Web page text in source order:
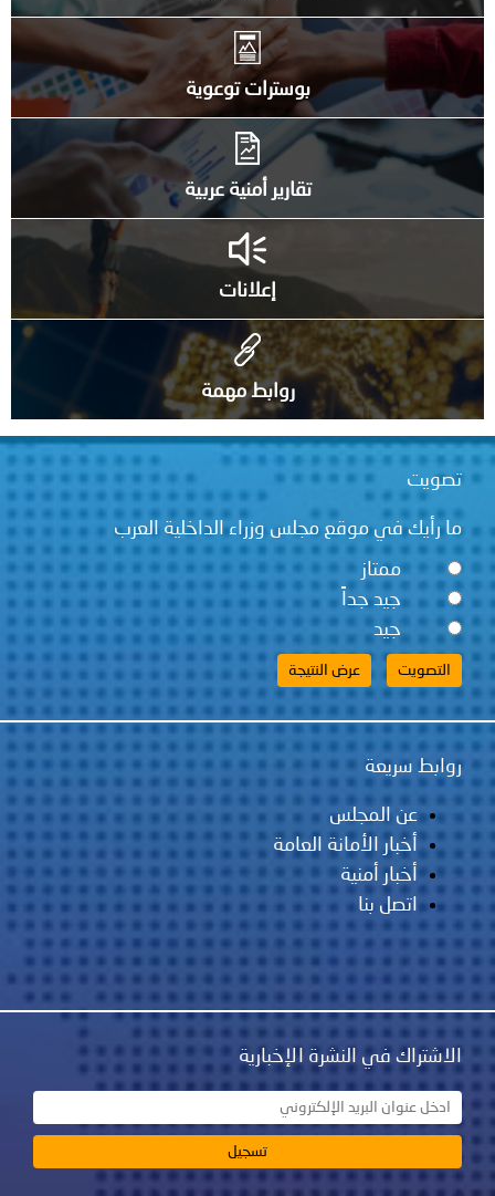
بوسترات توعوية
تقارير أمنية عربية
إعلانات
روابط مهمة
تصويت
ما رأيك في موقع مجلس وزراء الداخلية العرب
ممتاز
جيد جداً
جيد
روابط سريعة
عن المجلس
أخبار الأمانة العامة
أخبار أمنية
اتصل بنا
الاشتراك في النشرة الإخبارية